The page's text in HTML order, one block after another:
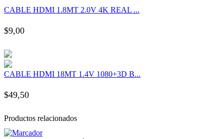
panel
panel
panel
panel
CABLE HDMI 1.8MT 2.0V 4K REAL ...
$9,00
CABLE HDMI 18MT 1.4V 1080+3D B...
$49,50
Productos relacionados